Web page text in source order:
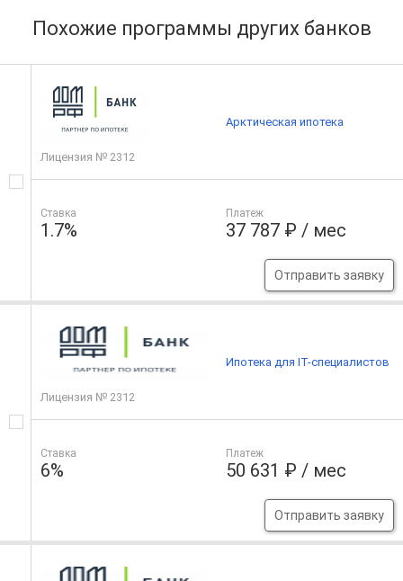
Похожие программы других банков
Лицензия № 2312
Ставка
1.7%
Платеж
37 787 ₽ / мес
Отправить заявку
Арктическая ипотека
Лицензия № 2312
Ставка
6%
Платеж
50 631 ₽ / мес
Отправить заявку
Ипотека для IT-специалистов